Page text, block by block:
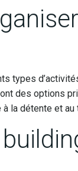
types
des options
la détente et au